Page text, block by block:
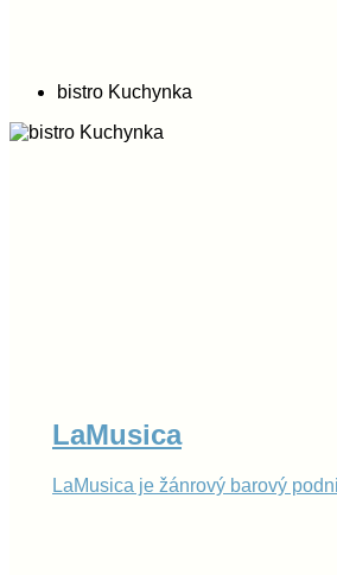
bistro Kuchynka
LaMusica
LaMusica je žánrový barový